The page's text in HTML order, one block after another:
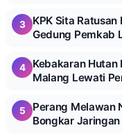
3
KPK Sita
Gedung Pemkab
4
Kebakaran Hutan
Malang Lewati
5
Perang Melawan
Bongkar